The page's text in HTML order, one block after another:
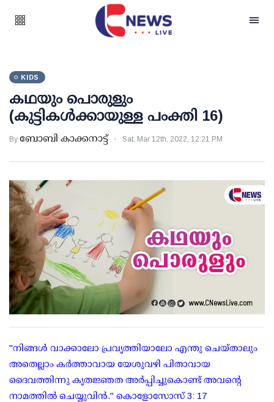
KIDS
കഥയും പൊരുളും
(കുട്ടികൾക്കായുള്ള പംക്തി 16)
By ബോബി കാക്കനാട്ട് Sat, Mar 12th, 2022, 12:21 PM
"നിങ്ങൾ വാക്കാലോ പ്രവൃത്തിയാലോ എന്തു ചെയ്താലും
അതെല്ലാം കർത്താവായ യേശുവഴി പിതാവായ
ദൈവത്തിന്നു കൃതജ്ഞത അർപ്പിച്ചുകൊണ്ട് അവന്റെ
നാമത്തിൽ ചെയ്യുവിൻ." കൊളോസോസ് 3: 17